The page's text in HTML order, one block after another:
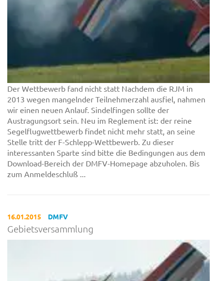
Der Wettbewerb fand nicht statt Nachdem die RJM in
2013 wegen mangelnder Teilnehmerzahl ausfiel, nahmen
wir einen neuen Anlauf. Sindelfingen sollte der
Austragungsort sein. Neu im Reglement ist: der reine
Segelflugwettbewerb findet nicht mehr statt, an seine
Stelle tritt der F-Schlepp-Wettbewerb. Zu dieser
interessanten Sparte sind bitte die Bedingungen aus dem
Download-Bereich der DMFV-Homepage abzuholen. Bis
zum Anmeldeschluß ...
16.01.2015 DMFV
Gebietsversammlung